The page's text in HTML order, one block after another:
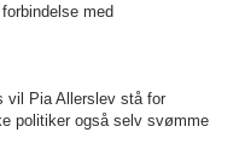
med
vil Pia Allerslev stå for
politiker også selv svømme